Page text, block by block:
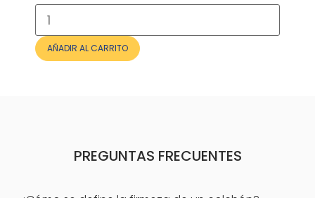
Colchón
Dual
Vintage
Muelles
Ensacados
cantidad
AÑADIR AL CARRITO
PREGUNTAS FRECUENTES